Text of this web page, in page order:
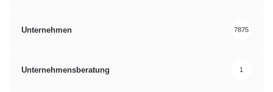
Unternehmen 7875
Unternehmensberatung 1